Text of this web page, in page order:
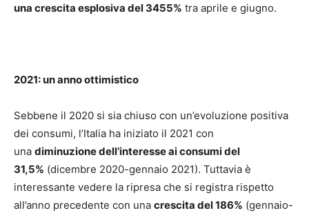
una crescita esplosiva del 3455% tra aprile e giugno.
2021: un anno ottimistico
Sebbene il 2020 si sia chiuso con un’evoluzione positiva
dei consumi, l’Italia ha iniziato il 2021 con
una diminuzione dell’interesse ai consumi del
31,5% (dicembre 2020-gennaio 2021). Tuttavia è
interessante vedere la ripresa che si registra rispetto
all’anno precedente con una crescita del 186% (gennaio-